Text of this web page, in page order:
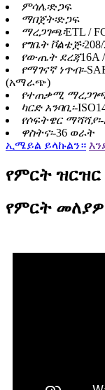
ምሳሌ፡ድጋፍ
ማበጀት፡ድጋፍ
ማረጋገጫ፡ETL /
የግቤት ቮልቴጅ፡
የውጤት ደረጃ16A
የማገናኛ ነጥብ፡-
(አማራጭ)
የተጠቃሚ
ካርድ አንባቢ፡-
የሶፍትዌር ማሻሻያ፡-
ዋስትና፡-36 ወራት
ኢሜይል ይላኩልን።
የምርት ዝርዝር
የምርት